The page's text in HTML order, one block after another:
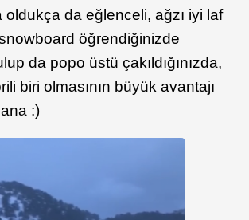
oldukça da eğlenceli, ağzı iyi laf
öğrendiğinizde
da popo üstü çakıldığınızda,
biri olmasının büyük avantajı
:)